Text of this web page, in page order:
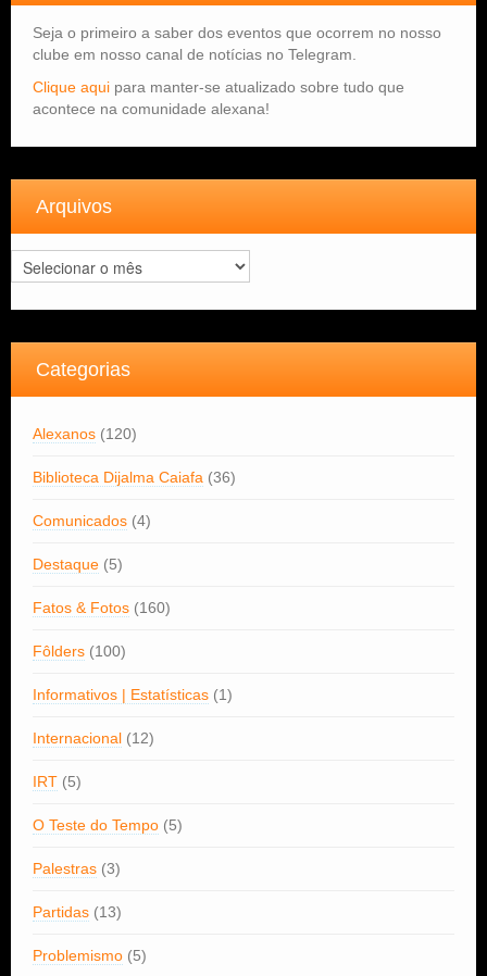
Seja o primeiro a saber dos eventos que ocorrem no nosso
clube em nosso canal de notícias no Telegram.
Clique aqui para manter-se atualizado sobre tudo que
acontece na comunidade alexana!
Arquivos
Arquivos
Categorias
Alexanos (120)
Biblioteca Dijalma Caiafa (36)
Comunicados (4)
Destaque (5)
Fatos & Fotos (160)
Fôlders (100)
Informativos | Estatísticas (1)
Internacional (12)
IRT (5)
O Teste do Tempo (5)
Palestras (3)
Partidas (13)
Problemismo (5)